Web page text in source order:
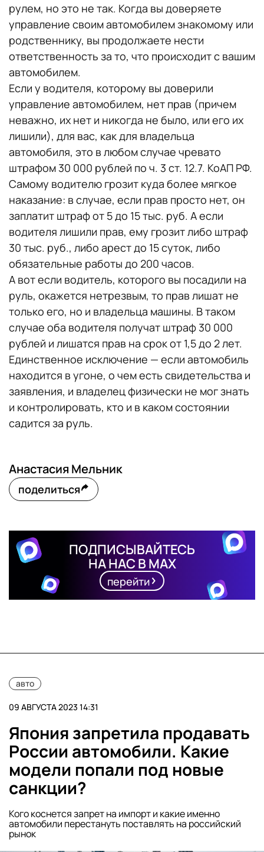
рулем, но это не так. Когда вы доверяете
управление своим автомобилем знакомому или
родственнику, вы продолжаете нести
ответственность за то, что происходит с вашим
автомобилем.
Если у водителя, которому вы доверили
управление автомобилем, нет прав (причем
неважно, их нет и никогда не было, или его их
лишили), для вас, как для владельца
автомобиля, это в любом случае чревато
штрафом 30 000 рублей по ч. 3 ст. 12.7. КоАП РФ.
Самому водителю грозит куда более мягкое
наказание: в случае, если прав просто нет, он
заплатит штраф от 5 до 15 тыс. руб. А если
водителя лишили прав, ему грозит либо штраф
30 тыс. руб., либо арест до 15 суток, либо
обязательные работы до 200 часов.
А вот если водитель, которого вы посадили на
руль, окажется нетрезвым, то прав лишат не
только его, но и владельца машины. В таком
случае оба водителя получат штраф 30 000
рублей и лишатся прав на срок от 1,5 до 2 лет.
Единственное исключение — если автомобиль
находится в угоне, о чем есть свидетельства и
заявления, и владелец физически не мог знать
и контролировать, кто и в каком состоянии
садится за руль.
Анастасия Мельник
поделиться
ПОДПИСЫВАЙТЕСЬ
НА НАС В MAX
перейти
авто
09 АВГУСТА 2023 14:31
Япония запретила продавать
России автомобили. Какие
модели попали под новые
санкции?
Кого коснется запрет на импорт и какие именно
автомобили перестануть поставлять на российский
рынок